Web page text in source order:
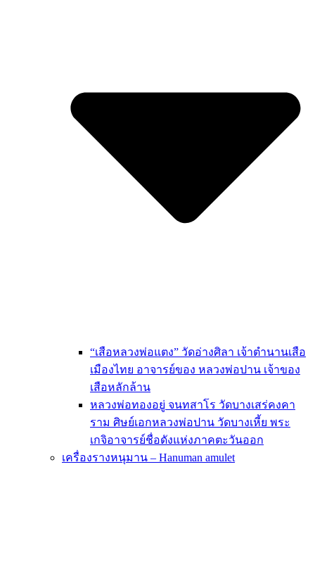
“เสือหลวงพ่อแตง” วัดอ่างศิลา เจ้าตำนานเสือ
เมืองไทย อาจารย์ของ หลวงพ่อปาน เจ้าของ
เสือหลักล้าน
หลวงพ่อทองอยู่ จนทสาโร วัดบางเสร่คงคา
ราม ศิษย์เอกหลวงพ่อปาน วัดบางเหี้ย พระ
เกจิอาจารย์ชื่อดังแห่งภาคตะวันออก
เครื่องรางหนุมาน – Hanuman amulet